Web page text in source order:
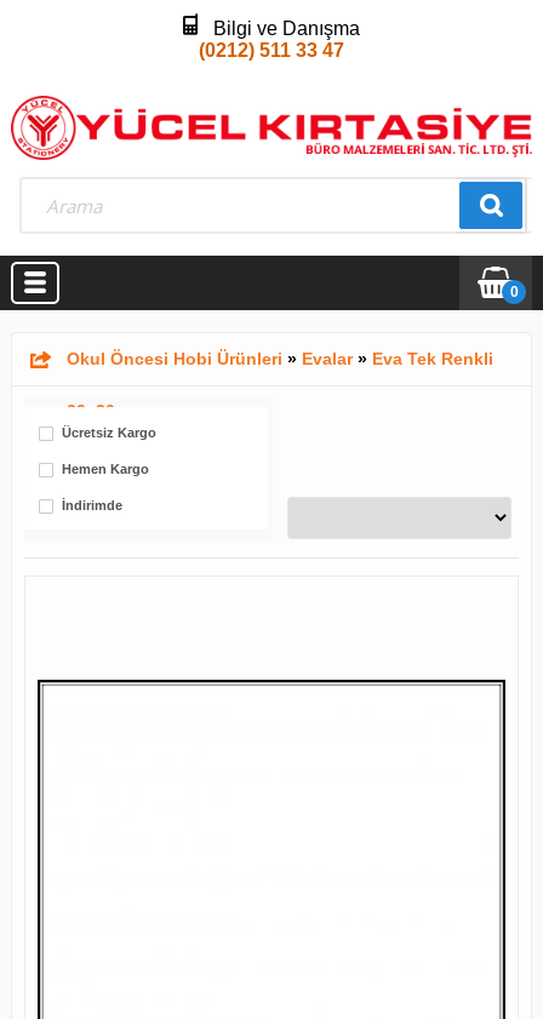
Bilgi ve Danışma
(0212) 511 33 47
0
Okul Öncesi Hobi Ürünleri » Evalar» Eva Tek Renkli
20x30
Ücretsiz Kargo
Hemen Kargo
İndirimde